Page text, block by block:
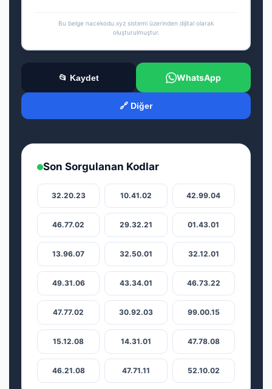
Bu belge nacekodu.xyz sistemi üzerinden dijital olarak
oluşturulmuştur.
📂 Kaydet WhatsApp
🔗 Diğer
Son Sorgulanan Kodlar
32.20.23 10.41.02 42.99.04
46.77.02 29.32.21 01.43.01
13.96.07 32.50.01 32.12.01
49.31.06 43.34.01 46.73.22
47.77.02 30.92.03 99.00.15
15.12.08 14.31.01 47.78.08
46.21.08 47.71.11 52.10.02